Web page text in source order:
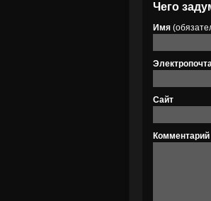
Чего
Имя
Сайт
Комментарий